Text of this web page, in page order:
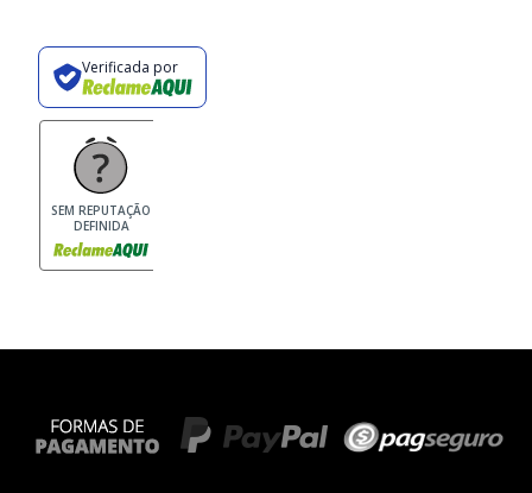
Verificada por
SEM REPUTAÇÃO
DEFINIDA